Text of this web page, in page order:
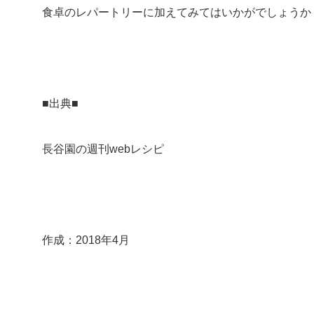
食卓のレパートリーに加えてみてはいかがでしょうか
■出典■
長谷園の週刊webレシピ
作成：2018年4月